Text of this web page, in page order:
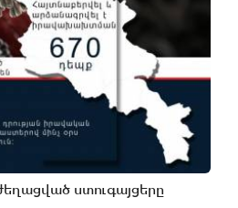
ստուգայցերը